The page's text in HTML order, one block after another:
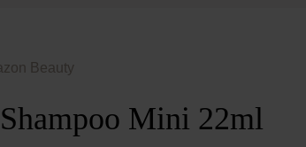
Beauty
Mini 22ml